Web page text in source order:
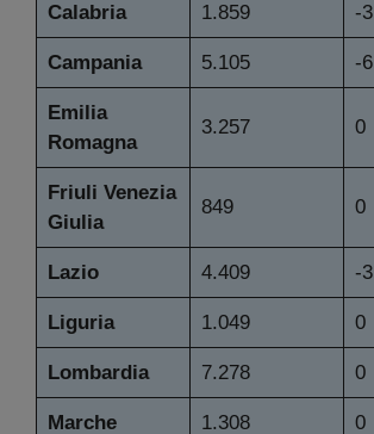
Calabria 1.859 -3
Campania 5.105 -6
Emilia
Romagna
3.257 0
Friuli Venezia
Giulia
849 0
Lazio 4.409 -3
Liguria 1.049 0
Lombardia 7.278 0
Marche 1.308 0